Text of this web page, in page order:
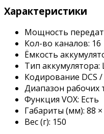
После покупки вы получите
которая будет прошита на
разрешенных частотах
максимальной мощностью 3
Наши специалисты сделают
Проверено покупателями
брендами, которые
Если у вас уже есть
работал в этой группе,
Характеристики
Мощность
Кол-во каналов: 16
Ёмкость
Тип аккумулятора:
Кодирование DCS /
Диапазон рабочих
Функция VOX: Есть
Габариты (мм): 88
Вес (г): 150